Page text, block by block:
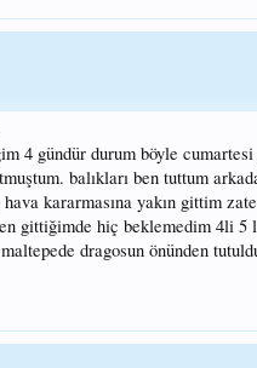
4 gündür durum böyle
balıkları ben tuttum
hava kararmasına yakın gittim
gittiğimde hiç beklemedim 4li 5
dragosun önünden